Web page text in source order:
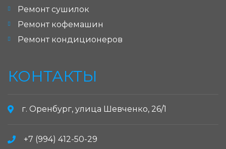
Ремонт сушилок
Ремонт кофемашин
Ремонт кондиционеров
КОНТАКТЫ
г. Оренбург, улица Шевченко, 26/1
+7 (994) 412-50-29